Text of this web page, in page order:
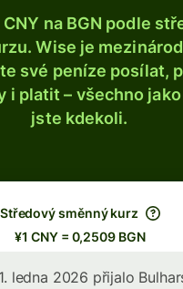
na BGN podle
Wise je
své peníze posílat,
i platit – všechno
jste kdekoli.
Středový směnný kurz
¥1 CNY = 0,2509 BGN
ledna 2026 přijalo